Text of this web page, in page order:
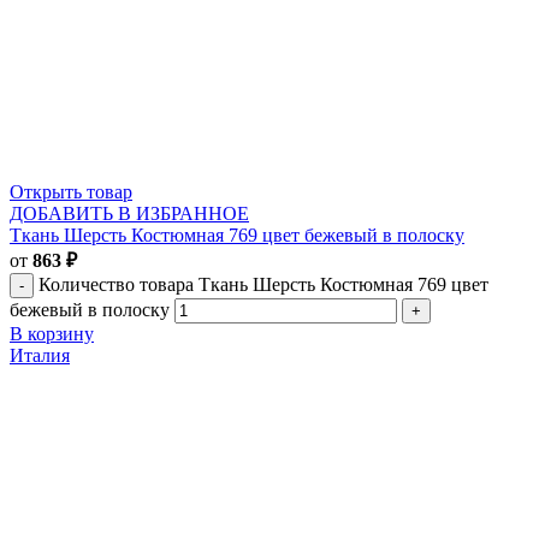
Открыть товар
ДОБАВИТЬ В ИЗБРАННОЕ
Ткань Шерсть Костюмная 769 цвет бежевый в полоску
от 863 ₽
Количество товара Ткань Шерсть Костюмная 769 цвет
бежевый в полоску
В корзину
Италия